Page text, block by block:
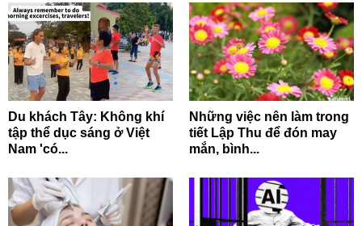
Du khách Tây: Không khí
tập thể dục sáng ở Việt
Nam 'có...
Những việc nên làm trong
tiết Lập Thu để đón may
mắn, bình...